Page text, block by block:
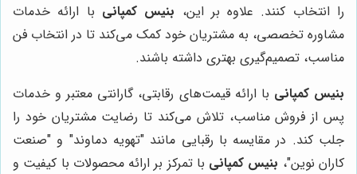
را انتخاب کنند. علاوه بر این، بنیس کمپانی با ارائه خدمات
مشاوره تخصصی، به مشتریان خود کمک می‌کند تا در انتخاب فن
مناسب، تصمیم‌گیری بهتری داشته باشند.
بنیس کمپانی با ارائه قیمت‌های رقابتی، گارانتی معتبر و خدمات
پس از فروش مناسب، تلاش می‌کند تا رضایت مشتریان خود را
جلب کند. در مقایسه با رقبایی مانند "تهویه دماوند" و "صنعت
کاران نوین"، بنیس کمپانی با تمرکز بر ارائه محصولات با کیفیت و